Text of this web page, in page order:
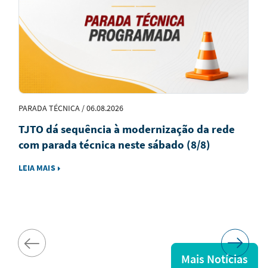
PARADA TÉCNICA / 06.08.2026
TJTO dá sequência à modernização da rede
com parada técnica neste sábado (8/8)
LEIA MAIS
Mais Notícias